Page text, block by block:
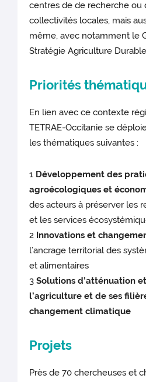
centres de de recherche ou
collectivités locales, mais
même, avec notamment le
Stratégie Agriculture
Priorités
En lien avec ce contexte
TETRAE-Occitanie se
les thématiques suivantes :
1 Développement des
agroécologiques et
des acteurs à préserver les
et les services
2 Innovations et
l’ancrage territorial des
et alimentaires
3Solutions d’atténuation
l’agriculture et de ses
changement climatique
Projets
Près de 70 chercheuses et